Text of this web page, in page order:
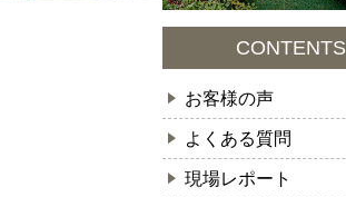
CONTENTS
お客様の声
よくある質問
現場レポート